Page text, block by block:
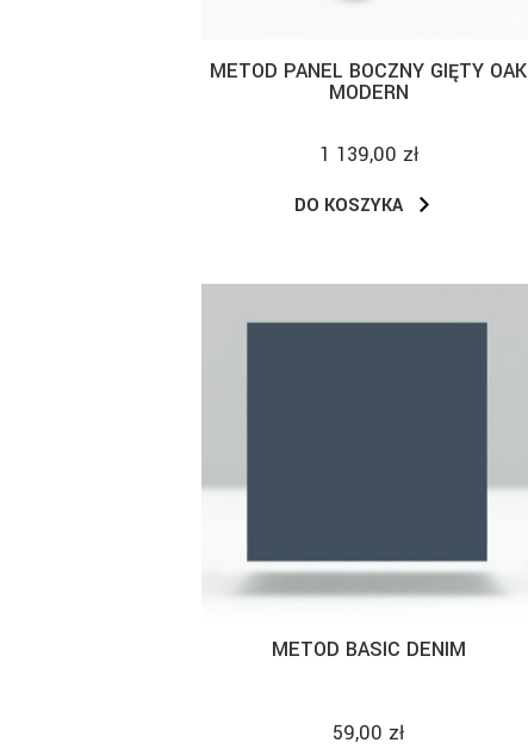
METOD PANEL BOCZNY GIĘTY OAK
MODERN
1 139,00 zł
DO KOSZYKA
METOD BASIC DENIM
59,00 zł